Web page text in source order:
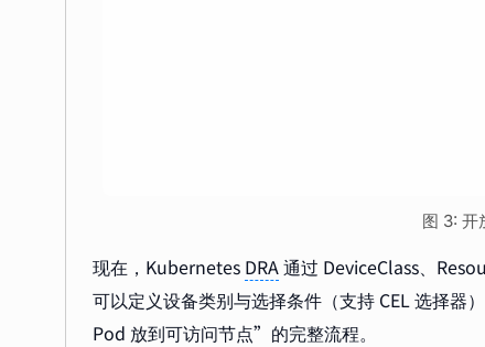
图 3: 开
现在，Kubernetes DRA通过 DeviceClass、
可以定义设备类别与选择条件（支持 CEL 选择
Pod 放到可访问节点”的完整流程。